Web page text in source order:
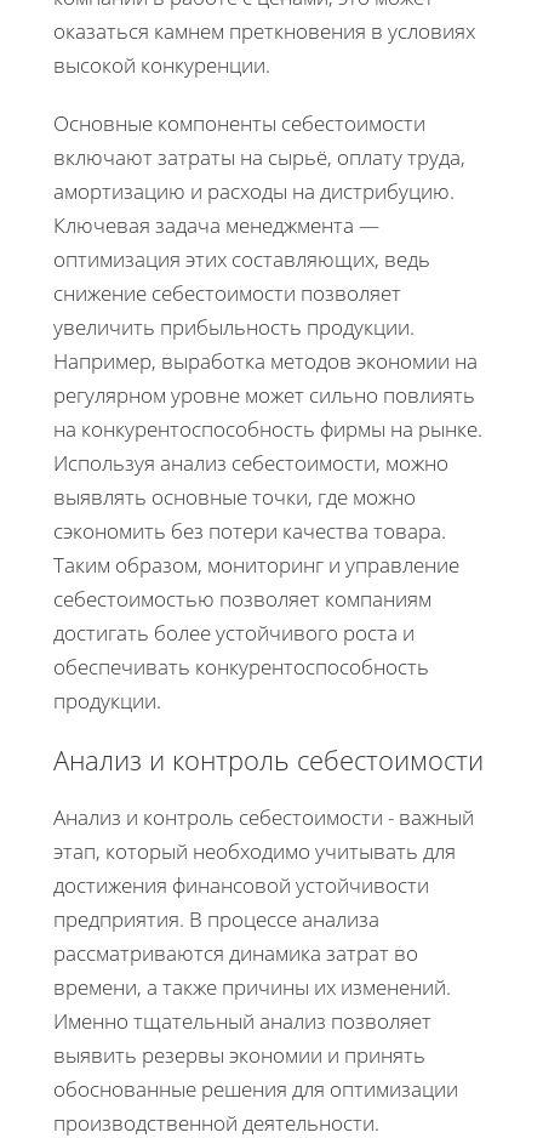
оказаться камнем преткновения в условиях
высокой конкуренции.
Основные компоненты себестоимости
включают затраты на сырьё, оплату труда,
амортизацию и расходы на дистрибуцию.
Ключевая задача менеджмента —
оптимизация этих составляющих, ведь
снижение себестоимости позволяет
увеличить прибыльность продукции.
Например, выработка методов экономии на
регулярном уровне может сильно повлиять
на конкурентоспособность фирмы на рынке.
Используя анализ себестоимости, можно
выявлять основные точки, где можно
сэкономить без потери качества товара.
Таким образом, мониторинг и управление
себестоимостью позволяет компаниям
достигать более устойчивого роста и
обеспечивать конкурентоспособность
продукции.
Анализ и контроль себестоимости
Анализ и контроль себестоимости - важный
этап, который необходимо учитывать для
достижения финансовой устойчивости
предприятия. В процессе анализа
рассматриваются динамика затрат во
времени, а также причины их изменений.
Именно тщательный анализ позволяет
выявить резервы экономии и принять
обоснованные решения для оптимизации
производственной деятельности.